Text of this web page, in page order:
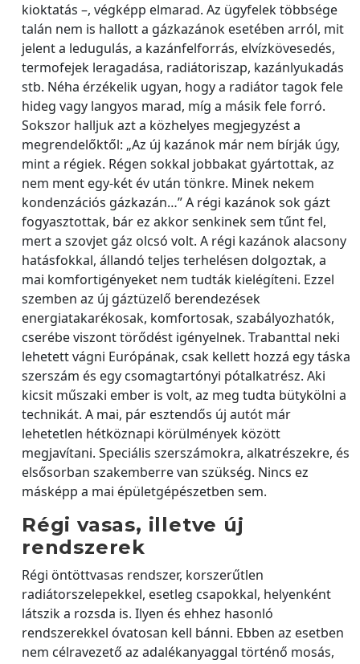
kioktatás –, végképp elmarad. Az ügyfelek többsége
talán nem is hallott a gázkazánok esetében arról, mit
jelent a ledugulás, a kazánfelforrás, elvízkövesedés,
termofejek leragadása, radiátoriszap, kazánlyukadás
stb. Néha érzékelik ugyan, hogy a radiátor tagok fele
hideg vagy langyos marad, míg a másik fele forró.
Sokszor halljuk azt a közhelyes megjegyzést a
megrendelőktől: „Az új kazánok már nem bírják úgy,
mint a régiek. Régen sokkal jobbakat gyártottak, az
nem ment egy-két év után tönkre. Minek nekem
kondenzációs gázkazán…” A régi kazánok sok gázt
fogyasztottak, bár ez akkor senkinek sem tűnt fel,
mert a szovjet gáz olcsó volt. A régi kazánok alacsony
hatásfokkal, állandó teljes terhelésen dolgoztak, a
mai komfortigényeket nem tudták kielégíteni. Ezzel
szemben az új gáztüzelő berendezések
energiatakarékosak, komfortosak, szabályozhatók,
cserébe viszont törődést igényelnek. Trabanttal neki
lehetett vágni Európának, csak kellett hozzá egy táska
szerszám és egy csomagtartónyi pótalkatrész. Aki
kicsit műszaki ember is volt, az meg tudta bütykölni a
technikát. A mai, pár esztendős új autót már
lehetetlen hétköznapi körülmények között
megjavítani. Speciális szerszámokra, alkatrészekre, és
elsősorban szakemberre van szükség. Nincs ez
másképp a mai épületgépészetben sem.
Régi vasas, illetve új
rendszerek
Régi öntöttvasas rendszer, korszerűtlen
radiátorszelepekkel, esetleg csapokkal, helyenként
látszik a rozsda is. Ilyen és ehhez hasonló
rendszerekkel óvatosan kell bánni. Ebben az esetben
nem célravezető az adalékanyaggal történő mosás,